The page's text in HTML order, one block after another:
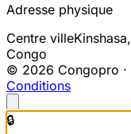
Adresse physique
Centre villeKinshasa,
Congo
© 2026 Congopro ·
Conditions
🔒